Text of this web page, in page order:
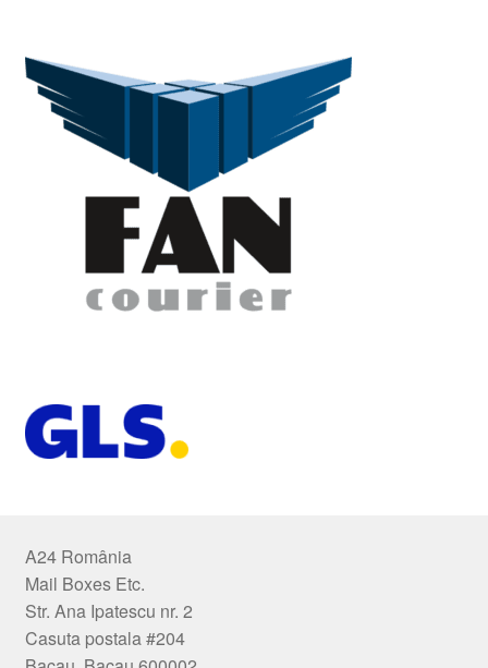
A24 România
Mail Boxes Etc.
Str. Ana Ipatescu nr. 2
Casuta postala #204